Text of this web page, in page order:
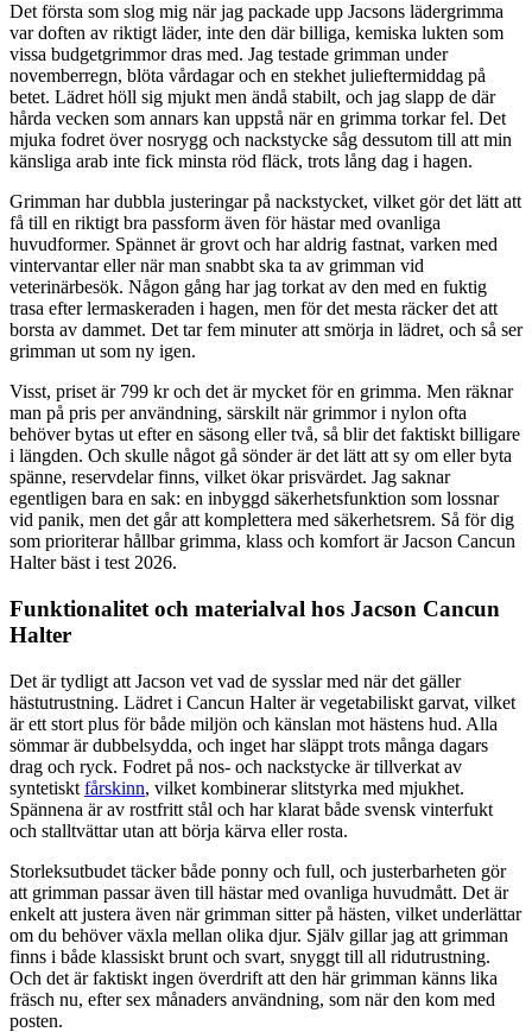
Det första som slog mig när jag packade upp Jacsons lädergrimma
var doften av riktigt läder, inte den där billiga, kemiska lukten som
vissa budgetgrimmor dras med. Jag testade grimman under
novemberregn, blöta vårdagar och en stekhet julieftermiddag på
betet. Lädret höll sig mjukt men ändå stabilt, och jag slapp de där
hårda vecken som annars kan uppstå när en grimma torkar fel. Det
mjuka fodret över nosrygg och nackstycke såg dessutom till att min
känsliga arab inte fick minsta röd fläck, trots lång dag i hagen.
Grimman har dubbla justeringar på nackstycket, vilket gör det lätt att
få till en riktigt bra passform även för hästar med ovanliga
huvudformer. Spännet är grovt och har aldrig fastnat, varken med
vintervantar eller när man snabbt ska ta av grimman vid
veterinärbesök. Någon gång har jag torkat av den med en fuktig
trasa efter lermaskeraden i hagen, men för det mesta räcker det att
borsta av dammet. Det tar fem minuter att smörja in lädret, och så ser
grimman ut som ny igen.
Visst, priset är 799 kr och det är mycket för en grimma. Men räknar
man på pris per användning, särskilt när grimmor i nylon ofta
behöver bytas ut efter en säsong eller två, så blir det faktiskt billigare
i längden. Och skulle något gå sönder är det lätt att sy om eller byta
spänne, reservdelar finns, vilket ökar prisvärdet. Jag saknar
egentligen bara en sak: en inbyggd säkerhetsfunktion som lossnar
vid panik, men det går att komplettera med säkerhetsrem. Så för dig
som prioriterar hållbar grimma, klass och komfort är Jacson Cancun
Halter bäst i test 2026.
Funktionalitet och materialval hos Jacson Cancun
Halter
Det är tydligt att Jacson vet vad de sysslar med när det gäller
hästutrustning. Lädret i Cancun Halter är vegetabiliskt garvat, vilket
är ett stort plus för både miljön och känslan mot hästens hud. Alla
sömmar är dubbelsydda, och inget har släppt trots många dagars
drag och ryck. Fodret på nos- och nackstycke är tillverkat av
syntetiskt fårskinn, vilket kombinerar slitstyrka med mjukhet.
Spännena är av rostfritt stål och har klarat både svensk vinterfukt
och stalltvättar utan att börja kärva eller rosta.
Storleksutbudet täcker både ponny och full, och justerbarheten gör
att grimman passar även till hästar med ovanliga huvudmått. Det är
enkelt att justera även när grimman sitter på hästen, vilket underlättar
om du behöver växla mellan olika djur. Själv gillar jag att grimman
finns i både klassiskt brunt och svart, snyggt till all ridutrustning.
Och det är faktiskt ingen överdrift att den här grimman känns lika
fräsch nu, efter sex månaders användning, som när den kom med
posten.